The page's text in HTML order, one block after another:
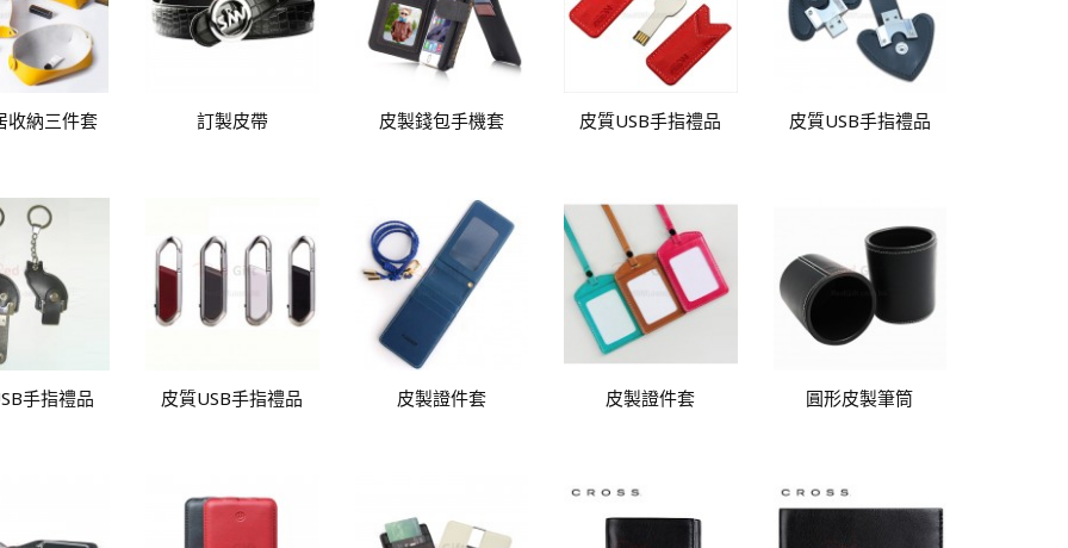
收納三件套 訂製皮帶 皮製錢包手機套 皮質USB手指禮品 皮質USB手指禮品
手指禮品 皮質USB手指禮品 皮製證件套 皮製證件套 圓形皮製筆筒